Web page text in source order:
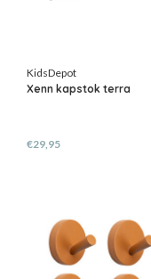
KidsDepot
Xenn kapstok terra
€29,95